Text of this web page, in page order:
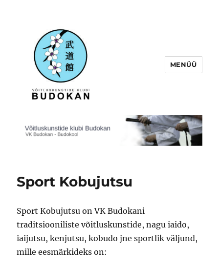
Võitluskunstide klubi Budokan
MENÜÜ
Sport Kobujutsu
Sport Kobujutsu on VK Budokani
traditsiooniliste võitluskunstide, nagu iaido,
iaijutsu, kenjutsu, kobudo jne sportlik väljund,
mille eesmärkideks on: